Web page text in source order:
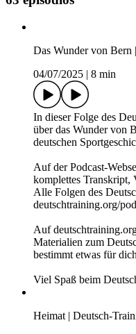
Das Wunder von Bern
04/07/2025 |8 min
In dieser Folge des
über das Wunder von
deutschen
Auf der Podcast-
deutschtraining.org/